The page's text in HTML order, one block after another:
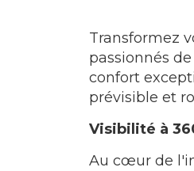
Transformez
passionnés
confort
prévisible et
Visibilité à
Au cœur de